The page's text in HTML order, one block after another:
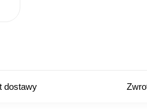
dostawy